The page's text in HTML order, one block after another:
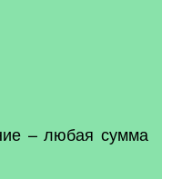
– любая сумма